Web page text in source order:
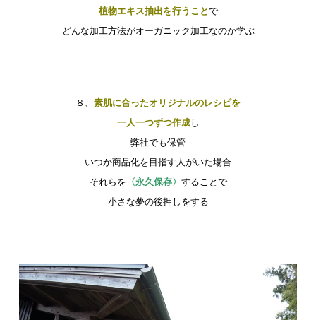
植物エキス抽出を行うことで
どんな加工方法がオーガニック加工なのか学ぶ
８、 素肌に合ったオリジナルのレシピを
一人一つずつ作成し
弊社でも保管
いつか商品化を目指す人がいた場合
それらを 〈永久保存〉 することで
小さな夢の後押しをする